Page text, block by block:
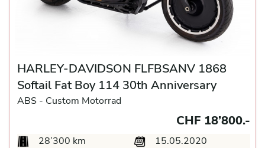
HARLEY-DAVIDSON FLFBSANV 1868
Softail Fat Boy 114 30th Anniversary
ABS - Custom Motorrad
CHF 18’800.-
28’300 km
15.05.2020